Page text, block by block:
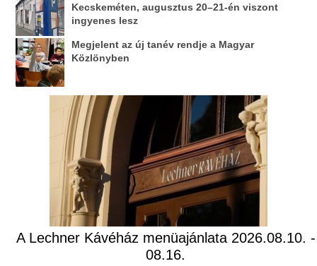
Kecskeméten, augusztus 20–21-én viszont
ingyenes lesz
Megjelent az új tanév rendje a Magyar
Közlönyben
A Lechner Kávéház menüajánlata 2026.08.10. -
08.16.